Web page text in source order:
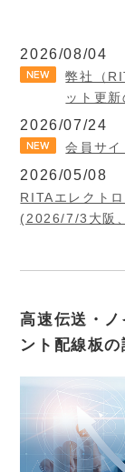
2026/08/04
弊社（
ット更
2026/07/24
会員サ
2026/05/08
RITAエレクト
(2026/7/3大阪
高速伝送・ノ
ント配線板の